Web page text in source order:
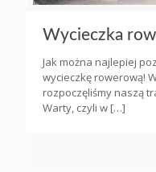
Wycieczka
Jak można najlepiej
wycieczkę rowerową!
rozpoczęliśmy naszą
Warty, czyli w […]